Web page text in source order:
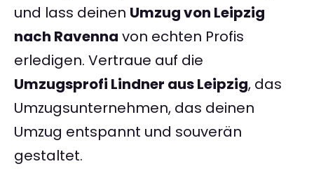
und lass deinen Umzug von Leipzig
nach Ravenna von echten Profis
erledigen. Vertraue auf die
Umzugsprofi Lindner aus Leipzig, das
Umzugsunternehmen, das deinen
Umzug entspannt und souverän
gestaltet.